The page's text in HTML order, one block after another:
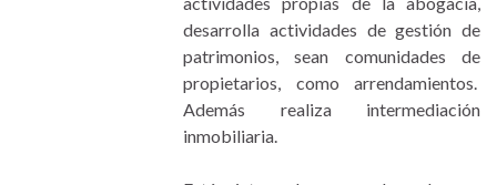
desarrolla actividades de gestión de
patrimonios, sean comunidades de
propietarios, como arrendamientos.
Además realiza intermediación
inmobiliaria.